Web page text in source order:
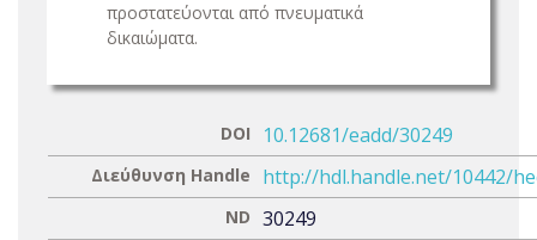
προστατεύονται από πνευματικά
δικαιώματα.
DOI 10.12681/eadd/30249
Διεύθυνση Handle http://hdl.handle.net/10442/
ND 30249